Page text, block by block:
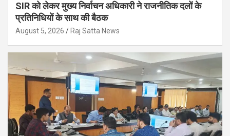
SIR को लेकर मुख्य निर्वाचन अधिकारी ने राजनीतिक दलों के
प्रतिनिधियों के साथ की बैठक
August 5, 2026 Raj Satta News